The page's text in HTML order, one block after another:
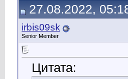
27.08.2022,
irbis09sk
Senior Member
Цитата: